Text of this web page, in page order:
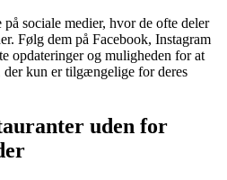
sociale medier, hvor de ofte deler
Følg dem på Facebook, Instagram
opdateringer og muligheden for at
kun er tilgængelige for deres
uden for